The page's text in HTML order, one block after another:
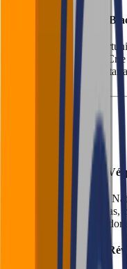
28 de Novembro -
Black Friday
é a
promoções exclusivas.
consumidores a aproveitar
melhor preço do ano.
Dezembro
24 de Dezembro -
Aproveite a Véspera de
ceias e refeições
uma experiência
31 de Dezembro -